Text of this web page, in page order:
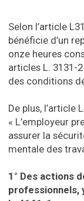
Selon l’article
bénéficie d’un
onze heures
articles L. 3131-
des conditions
De plus, l’article
« L’employeur
assurer la
mentale des
1° Des actions
professionnels,